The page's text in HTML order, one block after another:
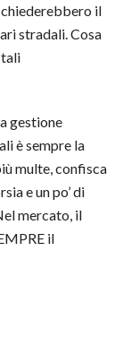
il
stradali. Cosa
tali
gestione
è sempre la
multe, confisca
e un po’ di
mercato, il
il